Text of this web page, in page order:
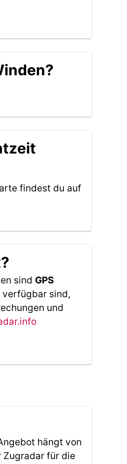
findest du auf
sind GPS
verfügbar sind,
und
hängt von
Zugradar für die